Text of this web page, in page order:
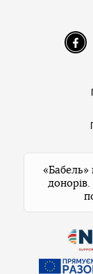
«Бабель»